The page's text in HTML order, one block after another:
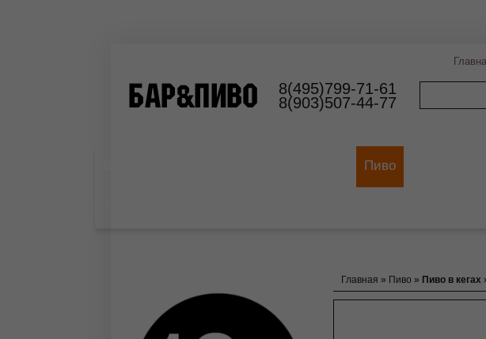
8(495)799-71-61
8(903)507-44-77
Пиво
Главная » Пиво » Пиво в кегах